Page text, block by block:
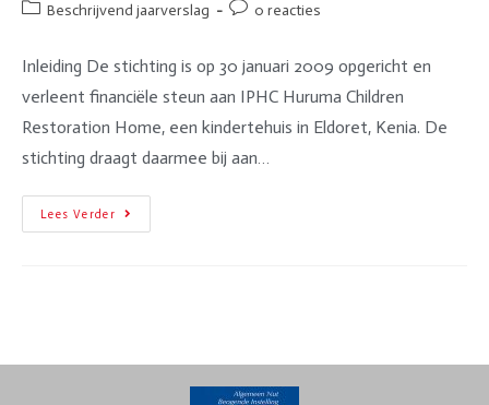
Beschrijvend jaarverslag
0 reacties
Inleiding De stichting is op 30 januari 2009 opgericht en
verleent financiële steun aan IPHC Huruma Children
Restoration Home, een kindertehuis in Eldoret, Kenia. De
stichting draagt daarmee bij aan…
Lees Verder